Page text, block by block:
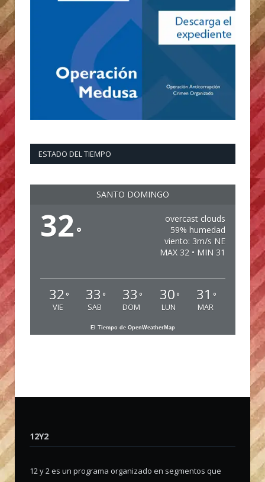
ESTADO DEL TIEMPO
SANTO DOMINGO
32 °
overcast clouds
59% humedad
viento: 3m/s NE
MAX 32 • MIN 31
32 °
VIE
33 °
SAB
33 °
DOM
30 °
LUN
31 °
MAR
El Tiempo de OpenWeatherMap
12Y2
12 y 2 es un programa organizado en segmentos que